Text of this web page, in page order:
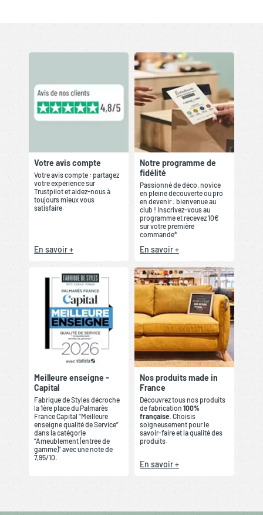
Votre avis compte
Votre avis compte : partagez
votre expérience sur
Trustpilot et aidez-nous à
toujours mieux vous
satisfaire.
En savoir +
Notre programme de
fidélité
Passionné de déco, novice
en pleine découverte ou pro
en devenir : bienvenue au
club ! Inscrivez-vous au
programme et recevez 10€
sur votre première
commande*
En savoir +
Meilleure enseigne -
Capital
Fabrique de Styles décroche
la 1ère place du Palmarès
France Capital “Meilleure
enseigne qualité de Service”
dans la catégorie
“Ameublement (entrée de
gamme)” avec une note de
7,95/10.
Nos produits made in
France
Découvrez tous nos produits
de fabrication 100%
française . Choisis
soigneusement pour le
savoir-faire et la qualité des
produits.
En savoir +